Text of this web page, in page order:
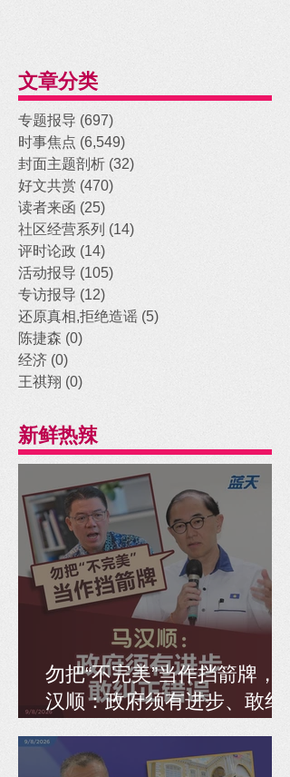
文章分类
专题报导 (697)
时事焦点 (6,549)
封面主题剖析 (32)
好文共赏 (470)
读者来函 (25)
社区经营系列 (14)
评时论政 (14)
活动报导 (105)
专访报导 (12)
还原真相,拒绝造谣 (5)
陈捷森 (0)
经济 (0)
王祺翔 (0)
新鲜热辣
勿把“不完美”当作挡箭牌，马
汉顺：政府须有进步、敢纠